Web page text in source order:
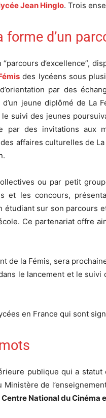
Jean Hinglo. Trois
d’un
d’excellence”,
des lycéens sous
par des
jeune diplômé de La
suivi des jeunes
des invitations aux
affaires culturelles de
ou par petit
et les concours,
étudiant sur son parcours
Ce partenariat offre
de la Fémis, sera
le lancement et le
en France qui sont
publique qui a statut
de
Centre National du Cinéma